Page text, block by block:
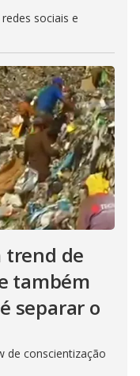
sociais e
trend de
também
separar o
de conscientização